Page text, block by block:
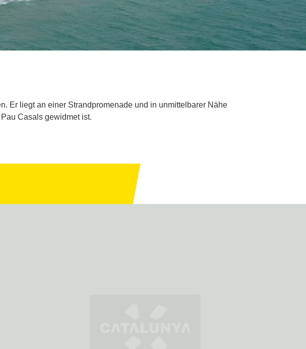
Er liegt an einer Strandpromenade und in unmittelbarer Nähe
Casals gewidmet ist.